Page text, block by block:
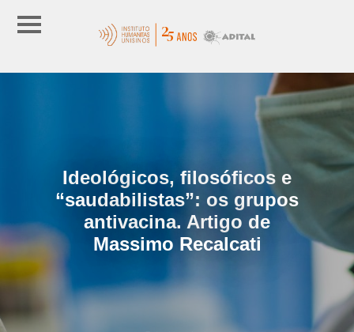
Ideológicos, filosóficos e
“saudabilistas”: os grupos
antivacina. Artigo de
Massimo Recalcati